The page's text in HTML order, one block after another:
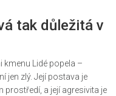
tak důležitá v
kmenu Lidé popela –
jen zlý. Její postava je
prostředí, a její agresivita je